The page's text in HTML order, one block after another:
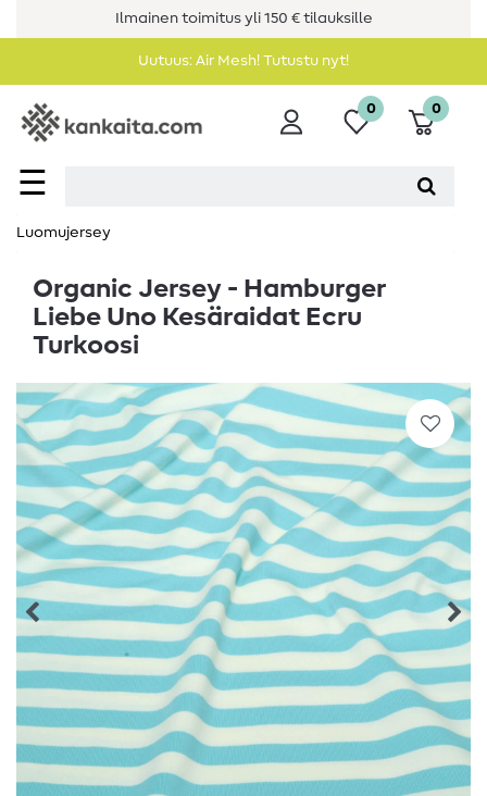
Ilmainen toimitus yli 150 € tilauksille
Uutuus: Air Mesh! Tutustu nyt!
☰
0 0
Luomujersey
Organic Jersey - Hamburger
Liebe Uno Kesäraidat Ecru
Turkoosi